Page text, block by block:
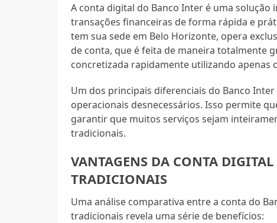
A conta digital do Banco Inter é uma
transações financeiras de forma rápida e
tem sua sede em Belo Horizonte, opera
de conta, que é feita de maneira totalmente
concretizada rapidamente utilizando apenas
Um dos principais diferenciais do Banco
operacionais desnecessários. Isso permite
garantir que muitos serviços sejam
tradicionais.
VANTAGENS DA CONTA
TRADICIONAIS
Uma análise comparativa entre a conta do
tradicionais revela uma série de benefícios: